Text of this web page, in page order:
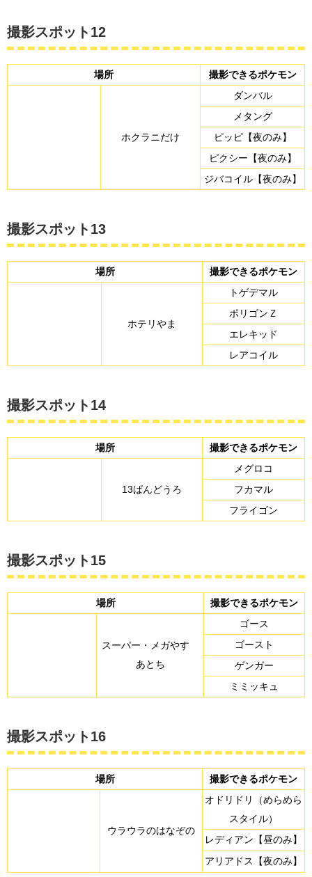
撮影スポット12
場所 撮影できるポケモン
ホクラニだけ
ダンバル
メタング
ピッピ【夜のみ】
ピクシー【夜のみ】
ジバコイル【夜のみ】
撮影スポット13
場所 撮影できるポケモン
ホテリやま
トゲデマル
ポリゴンＺ
エレキッド
レアコイル
撮影スポット14
場所 撮影できるポケモン
13ばんどうろ
メグロコ
フカマル
フライゴン
撮影スポット15
場所 撮影できるポケモン
スーパー・メガやす
あとち
ゴース
ゴースト
ゲンガー
ミミッキュ
撮影スポット16
場所 撮影できるポケモン
ウラウラのはなぞの
オドリドリ（めらめら
スタイル）
レディアン【昼のみ】
アリアドス【夜のみ】